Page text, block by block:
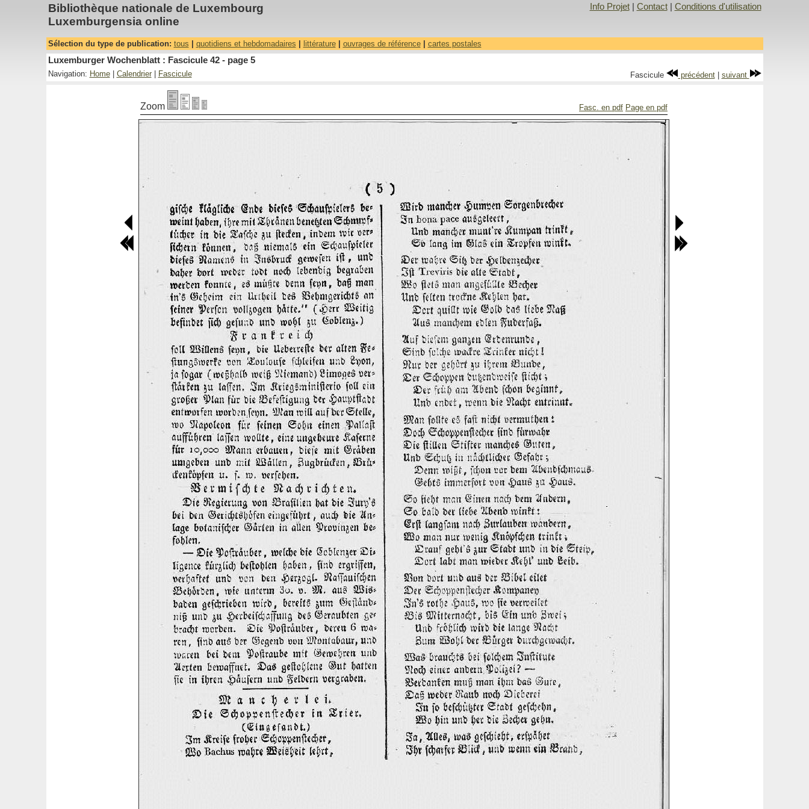
Bibliothèque nationale de Luxembourg
Luxemburgensia online
Info Projet| Contact| Conditions d'utilisation
Sélection du type de publication: tous quotidiens et hebdomadaires littérature| ouvrages de référence| cartes postales
Luxemburger Wochenblatt : Fascicule 42 - page 5
Navigation: Home| Calendrier| Fascicule Fascicule précédent| suivant
Zoom Fasc. en pdf Page en pdf